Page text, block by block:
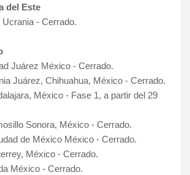
del Este
Ucrania - Cerrado.
Juárez México - Cerrado.
Juárez, Chihuahua, México - Cerrado.
México - Fase 1, a partir del 29
Sonora, México - Cerrado.
de México México - Cerrado.
México - Cerrado.
México - Cerrado.